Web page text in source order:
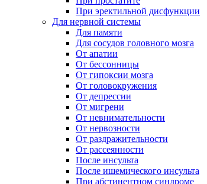
При эректильной дисфункции
Для нервной системы
Для памяти
Для сосудов головного мозга
От апатии
От бессонницы
От гипоксии мозга
От головокружения
От депрессии
От мигрени
От невнимательности
От нервозности
От раздражительности
От рассеянности
После инсульта
После ишемического инсульта
При абстинентном синдроме